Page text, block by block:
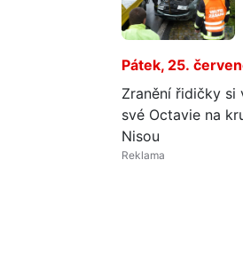
Pátek, 25.
Zranění řidičky si
své Octavie na
Nisou